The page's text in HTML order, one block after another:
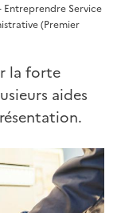
Entreprendre Service
(Premier
la forte
aides